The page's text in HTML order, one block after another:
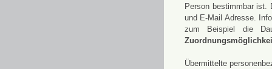
Person bestimmbar ist.
und E-Mail Adresse.
zum Beispiel die
Übermittelte